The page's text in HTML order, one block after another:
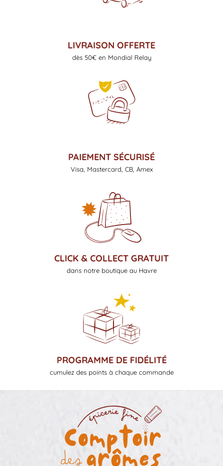
LIVRAISON OFFERTE
dès 50€ en Mondial Relay
PAIEMENT SÉCURISÉ
Visa, Mastercard, CB, Amex
CLICK & COLLECT GRATUIT
dans notre boutique au Havre
PROGRAMME DE FIDÉLITÉ
cumulez des points à chaque commande